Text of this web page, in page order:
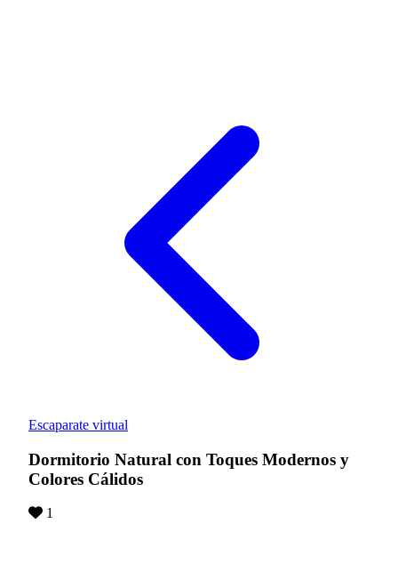
Escaparate virtual
Dormitorio Natural con Toques Modernos y
Colores Cálidos
1